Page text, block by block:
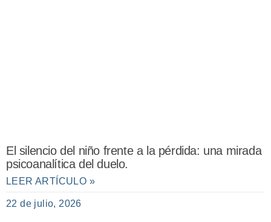
El silencio del niño frente a la pérdida: una mirada
psicoanalítica del duelo.
LEER ARTÍCULO »
22 de julio, 2026